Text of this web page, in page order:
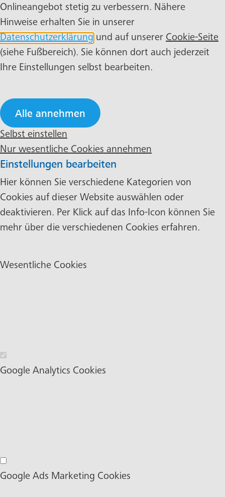
Onlineangebot stetig zu verbessern. Nähere
Hinweise erhalten Sie in unserer
Datenschutzerklärung und auf unserer Cookie-Seite
(siehe Fußbereich). Sie können dort auch jederzeit
Ihre Einstellungen selbst bearbeiten.
Alle annehmen
Selbst einstellen
Nur wesentliche Cookies annehmen
Einstellungen bearbeiten
Hier können Sie verschiedene Kategorien von
Cookies auf dieser Website auswählen oder
deaktivieren. Per Klick auf das Info-Icon können Sie
mehr über die verschiedenen Cookies erfahren.
Wesentliche Cookies
Wesentliche Cookies
Google Analytics Cookies
Google Analytics Cookies
Google Ads Marketing Cookies